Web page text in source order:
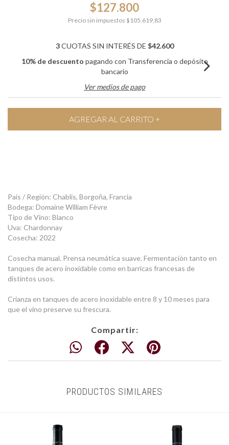
$127.800
Precio sin impuestos $105.619,83
3CUOTAS SIN INTERÉS DE $42.600
10% de descuento pagando con Transferencia o depósito
bancario
Ver medios de pago
País / Región: Chablis, Borgoña, Francia
Bodega: Domaine William Fèvre
Tipo de Vino: Blanco
Uva: Chardonnay
Cosecha: 2022
Cosecha manual. Prensa neumática suave. Fermentación tanto en
tanques de acero inoxidable como en barricas francesas de
distintos usos.
Crianza en tanques de acero inoxidable entre 8 y 10 meses para
que el vino preserve su frescura.
Compartir:
PRODUCTOS SIMILARES